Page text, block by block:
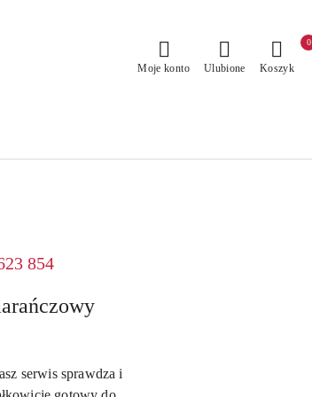
Moje konto Ulubione Koszyk
0
854
serwis sprawdza i